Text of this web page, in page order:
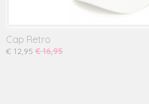
Cap Retro
€ 12,95 € 16,95